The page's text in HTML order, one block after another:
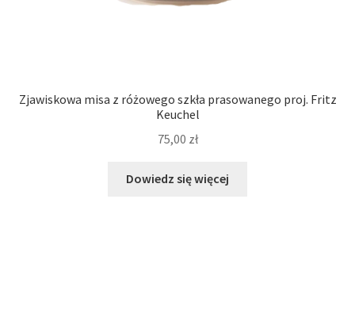
Zjawiskowa misa z różowego szkła prasowanego proj. Fritz
Keuchel
75,00 zł
Dowiedz się więcej